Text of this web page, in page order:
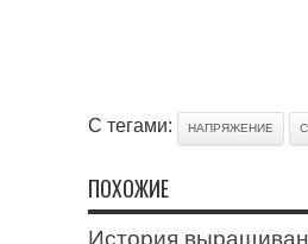
С тегами: НАПРЯЖЕНИЕ
ПОХОЖИЕ
История